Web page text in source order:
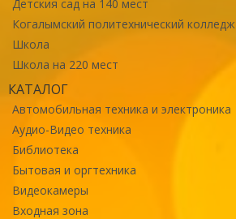
Детския сад на 140 мест
Когалымский политехнический колледж
Школа
Школа на 220 мест
КАТАЛОГ
Автомобильная техника и электроника
Аудио-Видео техника
Библиотека
Бытовая и оргтехника
Видеокамеры
Входная зона